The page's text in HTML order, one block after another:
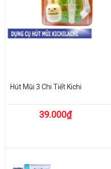
Hút Mũi 3 Chi Tiết Kichi
39.000₫